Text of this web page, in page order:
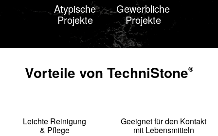
Atypische
Projekte
Gewerbliche
Projekte
Vorteile von TechniStone®
Leichte Reinigung
& Pflege
Geeignet für den Kontakt
mit Lebensmitteln